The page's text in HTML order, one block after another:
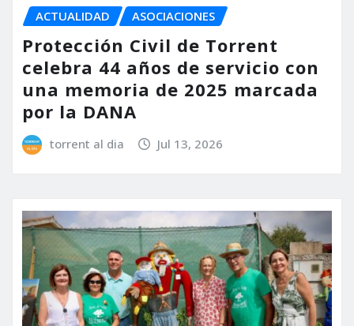
ACTUALIDAD ASOCIACIONES
Protección Civil de Torrent
celebra 44 años de servicio con
una memoria de 2025 marcada
por la DANA
torrent al dia Jul 13, 2026